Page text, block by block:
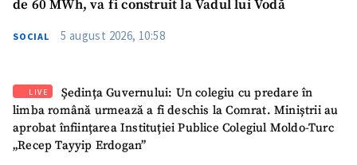
de 60 MWh, va fi construit la Vadul lui Vodă
SOCIAL 5 august 2026, 10:58
LIVE
Ședința Guvernului: Un colegiu cu predare în
limba română urmează a fi deschis la Comrat. Miniștrii au
aprobat înființarea Instituției Publice Colegiul Moldo-Turc
„Recep Tayyip Erdogan”